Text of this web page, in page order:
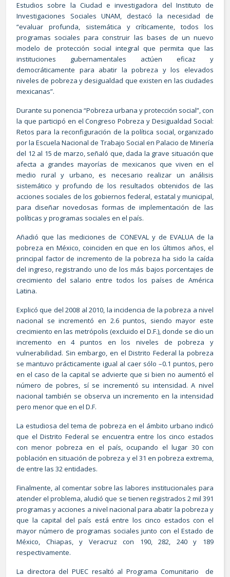
Estudios sobre la Ciudad e investigadora del Instituto de
Investigaciones Sociales UNAM, destacó la necesidad de
“evaluar profunda, sistemática y críticamente, todos los
programas sociales para construir las bases de un nuevo
modelo de protección social integral que permita que las
instituciones gubernamentales actúen eficaz y
democráticamente para abatir la pobreza y los elevados
niveles de pobreza y desigualdad que existen en las ciudades
mexicanas”.
Durante su ponencia “Pobreza urbana y protección social”, con
la que participó en el Congreso Pobreza y Desigualdad Social:
Retos para la reconfiguración de la política social, organizado
por la Escuela Nacional de Trabajo Social en Palacio de Minería
del 12 al 15 de marzo, señaló que, dada la grave situación que
afecta a grandes mayorías de mexicanos que viven en el
medio rural y urbano, es necesario realizar un análisis
sistemático y profundo de los resultados obtenidos de las
acciones sociales de los gobiernos federal, estatal y municipal,
para diseñar novedosas formas de implementación de las
políticas y programas sociales en el país.
Añadió que las mediciones de CONEVAL y de EVALUA de la
pobreza en México, coinciden en que en los últimos años, el
principal factor de incremento de la pobreza ha sido la caída
del ingreso, registrando uno de los más bajos porcentajes de
crecimiento del salario entre todos los países de América
Latina.
Explicó que del 2008 al 2010, la incidencia de la pobreza a nivel
nacional se incrementó en 2.6 puntos, siendo mayor este
crecimiento en las metrópolis (excluido el D.F.), donde se dio un
incremento en 4 puntos en los niveles de pobreza y
vulnerabilidad. Sin embargo, en el Distrito Federal la pobreza
se mantuvo prácticamente igual al caer sólo –0.1 puntos, pero
en el caso de la capital se advierte que si bien no aumentó el
número de pobres, sí se incrementó su intensidad. A nivel
nacional también se observa un incremento en la intensidad
pero menor que en el D.F.
La estudiosa del tema de pobreza en el ámbito urbano indicó
que el Distrito Federal se encuentra entre los cinco estados
con menor pobreza en el país, ocupando el lugar 30 con
población en situación de pobreza y el 31 en pobreza extrema,
de entre las 32 entidades.
Finalmente, al comentar sobre las labores institucionales para
atender el problema, aludió que se tienen registrados 2 mil 391
programas y acciones a nivel nacional para abatir la pobreza y
que la capital del país está entre los cinco estados con el
mayor número de programas sociales junto con el Estado de
México, Chiapas, y Veracruz con 190, 282, 240 y 189
respectivamente.
La directora del PUEC resaltó al Programa Comunitario de